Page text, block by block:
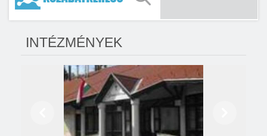
INTÉZMÉNYEK